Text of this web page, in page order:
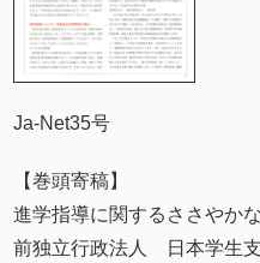
Ja-Net35号
【巻頭寄稿】
進学指導に関するささやか
前独立行政法人 日本学生